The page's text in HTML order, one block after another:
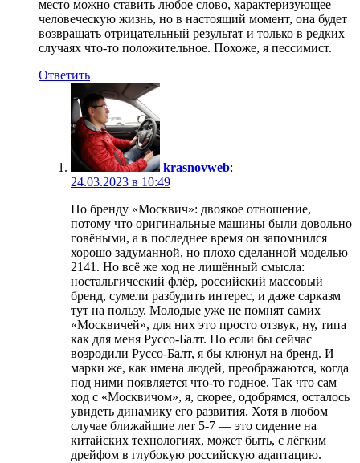
место можно ставить любое слово, характеризующее
человеческую жизнь, но в настоящий момент, она будет
возвращать отрицательный результат и только в редких
случаях что-то положительное. Похоже, я пессимист.
Ответить
krasnovweb:
24.03.2023 в 10:49
По бренду «Москвич»: двоякое отношение,
потому что оригинальные машины были довольно
говёными, а в последнее время он запомнился
хорошо задуманной, но плохо сделанной моделью
2141. Но всё же ход не лишённый смысла:
ностальгический флёр, российский массовый
бренд, сумели разбудить интерес, и даже сарказм
тут на пользу. Молодые уже не помнят самих
«Москвичей», для них это просто отзвук, ну, типа
как для меня Руссо-Балт. Но если бы сейчас
возродили Руссо-Балт, я бы клюнул на бренд. И
марки же, как имена людей, преображаются, когда
под ними появляется что-то годное. Так что сам
ход с «Москвичом», я, скорее, одобрямся, осталось
увидеть динамику его развития. Хотя в любом
случае ближайшие лет 5-7 — это сидение на
китайских технологиях, может быть, с лёгким
дрейфом в глубокую российскую адаптацию.